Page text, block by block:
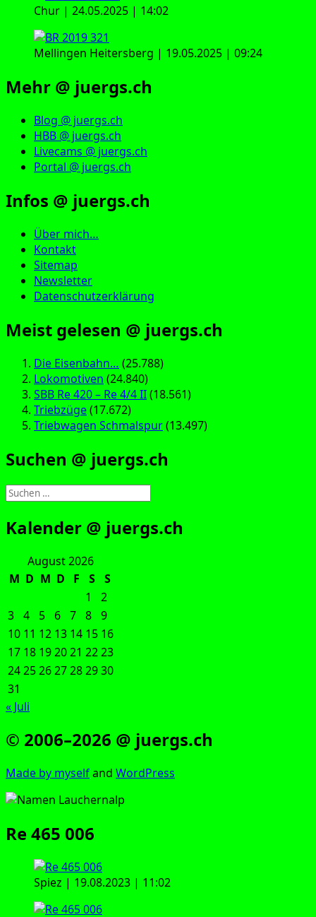
Chur | 24.05.2025 | 14:02
Mellingen Heitersberg | 19.05.2025 | 09:24
Mehr @ juergs.ch
Blog @ juergs.ch
HBB @ juergs.ch
Livecams @ juergs.ch
Portal @ juergs.ch
Infos @ juergs.ch
Über mich…
Kontakt
Sitemap
Newsletter
Datenschutzerklärung
Meist gelesen @ juergs.ch
Die Eisenbahn… (25.788)
Lokomotiven (24.840)
SBB Re 420 – Re 4/4 II(18.561)
Triebzüge(17.672)
Triebwagen Schmalspur(13.497)
Suchen @ juergs.ch
Suchen
nach:
Kalender @ juergs.ch
August 2026
M D M D F S
S
1
2
3 4 5 6 7 8 9
10 11 12 13 14 15 16
17 18 192021 2223
24252627282930
31
« Juli
© 2006–2026 @ juergs.ch
Made by mys­elfand Word­Press
Re 465 006
Spiez | 19.08.2023 | 11:02